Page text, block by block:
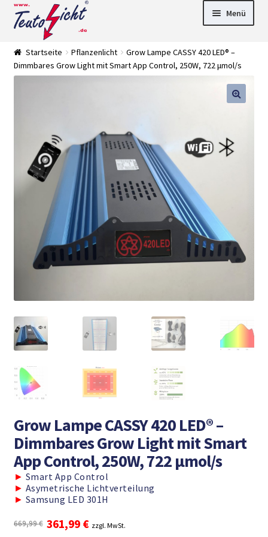
Zur
Navigation
springen
Springe
zum
Menü
► LED Panel
►
Pflanzenlich
►
Downlights
Deckenleuch
Außenleucht
Leuchtmittel
►
Versandarten
► Zahlarten
Startseite Pflanzenlicht
Grow Lampe CASSY 420 LED® –
Dimmbares Grow Light mit Smart App Control, 250W, 722 μmol/s
Grow Lampe CASSY 420 LED® –
Dimmbares Grow Light mit Smart
App Control, 250W, 722 μmol/s
► Smart App Control
► Asymetrische Lichtverteilung
► Samsung LED 301H
669,99€ Ursprünglicher
361,99 €Aktueller
zzgl. MwSt.